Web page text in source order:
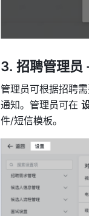
招聘管理员
管理员可根据招聘
通知。管理员可在
件/短信模板。